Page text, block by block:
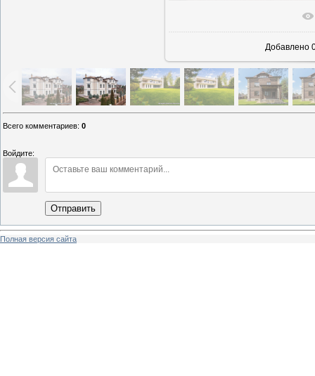
В
Добавлено
Всего комментариев: 0
Войдите:
Отправить
Полная версия сайта